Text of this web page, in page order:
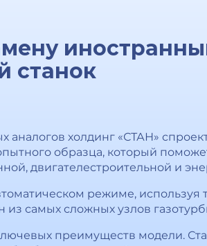
станок
аналогов холдинг «СТАН»
образца, который
двигателестроительной и
режиме,
самых сложных узлов
преимуществ модели.